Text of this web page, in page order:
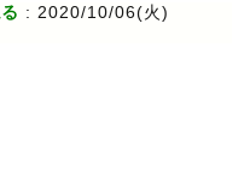
: 2020/10/06(火)